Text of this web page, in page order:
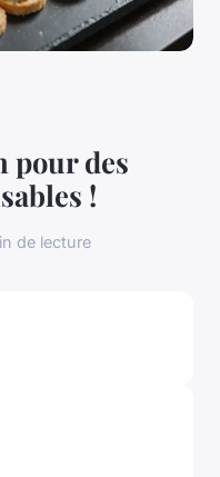
pour des
!
de lecture